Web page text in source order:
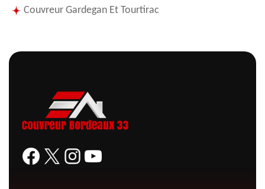
Couvreur Gardegan Et Tourtirac